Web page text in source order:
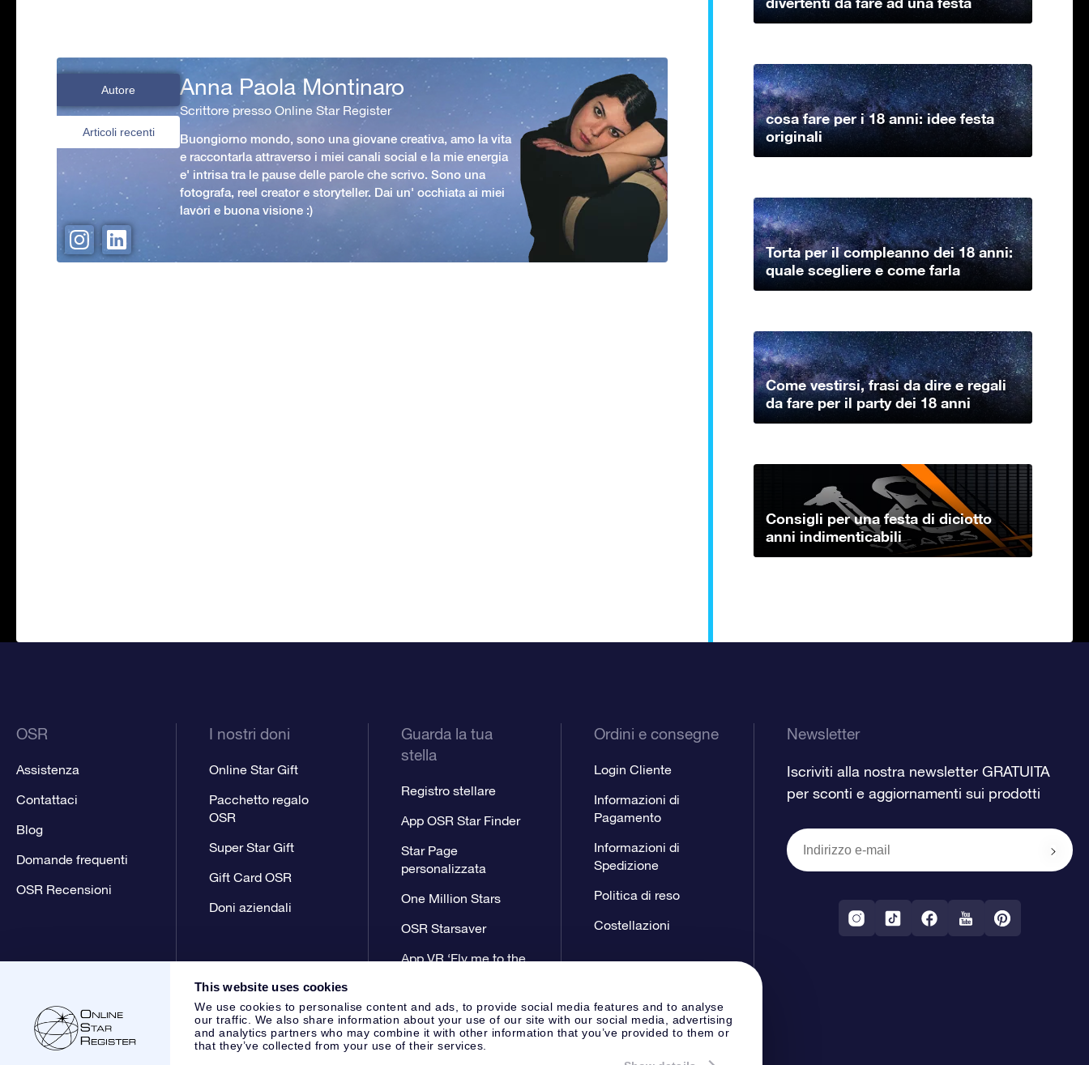
This website uses cookies
We use cookies to personalise content and ads, to provide social media features and to analyse
our traffic. We also share information about your use of our site with our social media, advertising
and analytics partners who may combine it with other information that you’ve provided to them or
that they’ve collected from your use of their services.
Autore
Articoli recenti
Anna Paola Montinaro
Scrittore presso Online Star Register
Buongiorno mondo, sono una giovane creativa, amo la vita
e raccontarla attraverso i miei canali social e la mie energia
e' intrisa tra le pause delle parole che scrivo. Sono una
fotografa, reel creator e storyteller. Dai un' occhiata ai miei
lavori e buona visione :)
cosa fare per i 18 anni: idee festa
originali
Torta per il compleanno dei 18 anni:
quale scegliere e come farla
Come vestirsi, frasi da dire e regali
da fare per il party dei 18 anni
Consigli per una festa di diciotto
anni indimenticabili
OSR
Assistenza
Contattaci
Blog
Domande frequenti
OSR Recensioni
I nostri doni
Online Star Gift
Pacchetto regalo
OSR
Super Star Gift
Gift Card OSR
Doni aziendali
Guarda la tua
stella
Registro stellare
App OSR Star Finder
Star Page
personalizzata
One Million Stars
OSR Starsaver
App VR ‘Fly me to the
Ordini e consegne
Login Cliente
Informazioni di
Pagamento
Informazioni di
Spedizione
Politica di reso
Costellazioni
Newsletter
Iscriviti alla nostra newsletter GRATUITA
per sconti e aggiornamenti sui prodotti